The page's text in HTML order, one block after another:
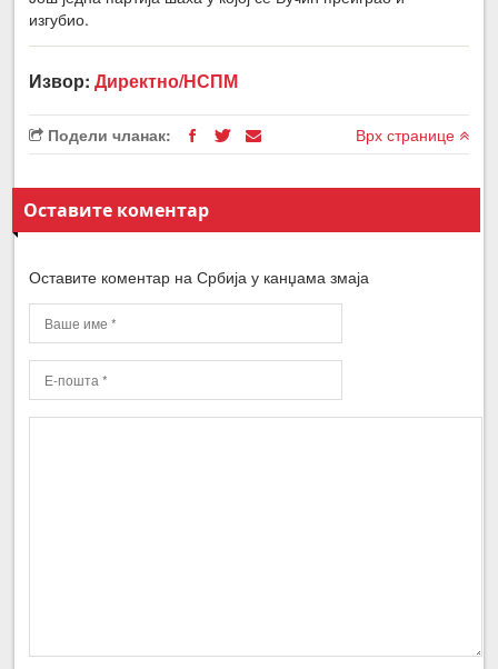
изгубио.
Извор:Директно/НСПМ
Подели чланак: Врх странице
Оставите коментар
Оставите коментар на Србија у канџама змаја